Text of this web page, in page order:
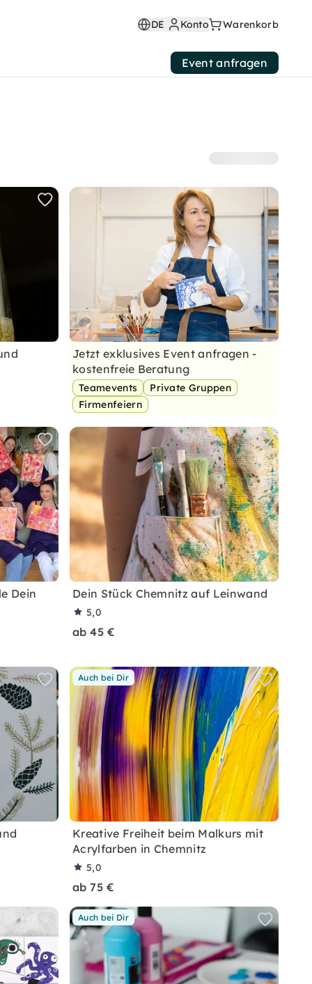
Jetzt exklusives Event anfragen -
kostenfreie Beratung
Teamevents
Private Gruppen
Firmenfeiern
Dein
Dein Stück Chemnitz auf Leinwand
5,0
ab 45 €
Auch bei Dir
Kreative Freiheit beim Malkurs mit
Acrylfarben in Chemnitz
5,0
ab 75 €
Auch bei Dir
DE Konto Warenkorb
Event anfragen